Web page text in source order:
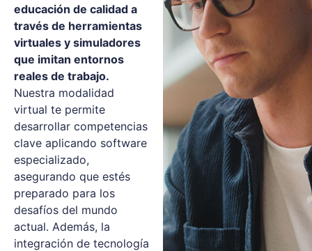
educación de calidad a
través de herramientas
virtuales y simuladores
que imitan entornos
reales de trabajo.
Nuestra modalidad
virtual te permite
desarrollar competencias
clave aplicando software
especializado,
asegurando que estés
preparado para los
desafíos del mundo
actual. Además, la
integración de tecnología